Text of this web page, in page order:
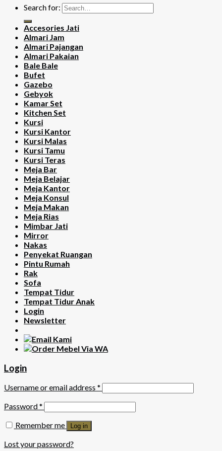
Search for:
Accesories Jati
Almari Jam
Almari Pajangan
Almari Pakaian
Bale Bale
Bufet
Gazebo
Gebyok
Kamar Set
Kitchen Set
Kursi
Kursi Kantor
Kursi Malas
Kursi Tamu
Kursi Teras
Meja Bar
Meja Belajar
Meja Kantor
Meja Konsul
Meja Makan
Meja Rias
Mimbar Jati
Mirror
Nakas
Penyekat Ruangan
Pintu Rumah
Rak
Sofa
Tempat Tidur
Tempat Tidur Anak
Login
Newsletter
Login
Username or email address *
Password*
Remember me
Log in
Lost your password?